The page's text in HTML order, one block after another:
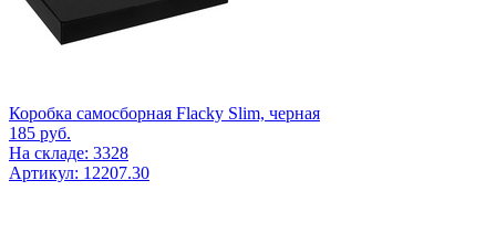
Коробка самосборная Flacky Slim, черная
185 руб.
На складе: 3328
Артикул: 12207.30